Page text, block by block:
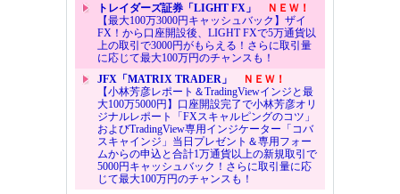
トレイダーズ証券「LIGHT FX」
ＮＥＷ！
【最大100万3000円キャッシュバック】ザイ
FX！から口座開設後、LIGHT FXで5万通貨以
上の取引で3000円がもらえる！さらに取引量
に応じて最大100万円のチャンスも！
JFX「MATRIX TRADER」
ＮＥＷ！
【小林芳彦レポート＆TradingViewインジと最
大100万5000円】口座開設完了で小林芳彦オリ
ジナルレポート「FXスキャルピングのコツ」
およびTradingView専用インジケーター「コバ
スキャインジ」当日プレゼント＆専用フォー
ムからの申込と合計1万通貨以上の新規取引で
5000円キャッシュバック！さらに取引量に応
じて最大100万円のチャンスも！